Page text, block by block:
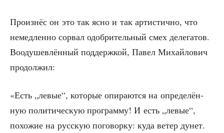
Про­из­нёс он это так ясно и так арти­стич­но, что
немед­лен­но сорвал одоб­ри­тель­ный смех деле­га­тов.
Вооду­шев­лён­ный под­держ­кой, Павел Михай­ло­вич
продолжил:
«Есть „левые“, кото­рые опи­ра­ют­ся на опре­де­лён­
ную поли­ти­че­скую про­грам­му! И есть „левые“,
похо­жие на рус­скую пого­вор­ку: куда ветер дунет.